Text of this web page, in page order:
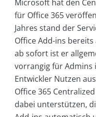
Microsoft hat den
für Office 365
Jahres stand der
Office Add-ins
ab sofort ist er
vorrangig für Admins
Entwickler Nutzen
Office 365
dabei unterstützen,